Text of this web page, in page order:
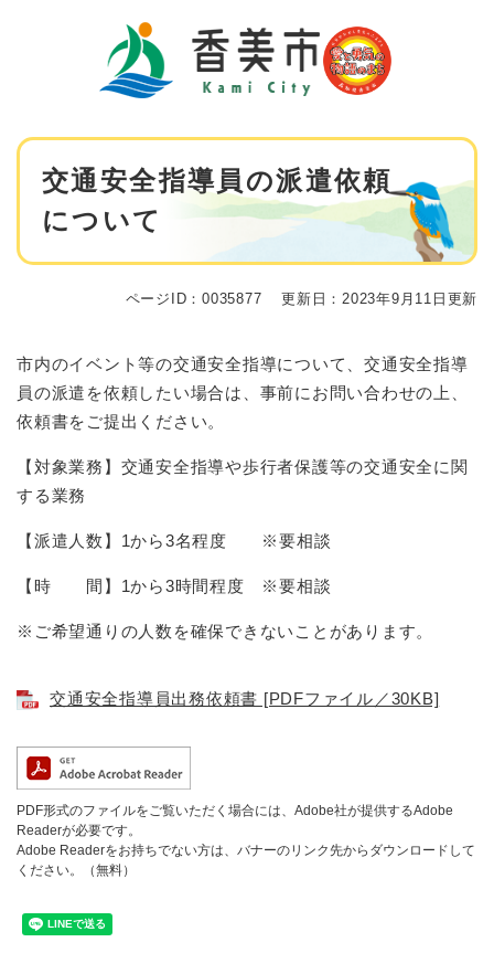
本
交通安全指導員の派遣依頼
について
ページID：0035877 更新日：2023年9月11日更新
市内のイベント等の交通安全指導について、交通安全指導
員の派遣を依頼したい場合は、事前にお問い合わせの上、
依頼書をご提出ください。
【対象業務】交通安全指導や歩行者保護等の交通安全に関
する業務
【派遣人数】1から3名程度 ※要相談
【時 間】1から3時間程度 ※要相談
※ご希望通りの人数を確保できないことがあります。
交通安全指導員出務依頼書 [PDFファイル／30KB]
PDF形式のファイルをご覧いただく場合には、Adobe社が提供するAdobe
Readerが必要です。
Adobe Readerをお持ちでない方は、バナーのリンク先からダウンロードして
ください。（無料）